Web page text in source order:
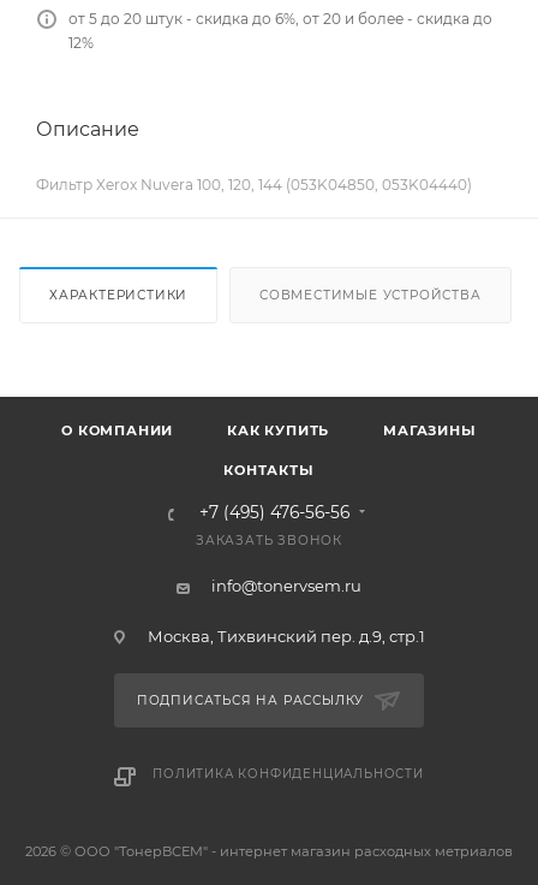
от 5 до 20 штук - скидка до 6%, от 20 и более - скидка до
12%
Описание
Фильтр Xerox Nuvera 100, 120, 144 (053K04850, 053K04440)
ХАРАКТЕРИСТИКИ СОВМЕСТИМЫЕ УСТРОЙСТВА
О КОМПАНИИ КАК КУПИТЬ МАГАЗИНЫ
КОНТАКТЫ
+7 (495) 476-56-56
ЗАКАЗАТЬ ЗВОНОК
info@tonervsem.ru
Москва, Тихвинский пер. д.9, стр.1
ПОДПИСАТЬСЯ НА РАССЫЛКУ
ПОЛИТИКА КОНФИДЕНЦИАЛЬНОСТИ
2026 © ООО "ТонерВСЕМ" - интернет магазин расходных метриалов